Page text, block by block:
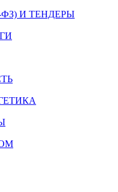
ФЗ) И ТЕНДЕРЫ